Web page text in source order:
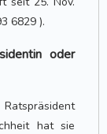
6829 ).
oder
hat sie